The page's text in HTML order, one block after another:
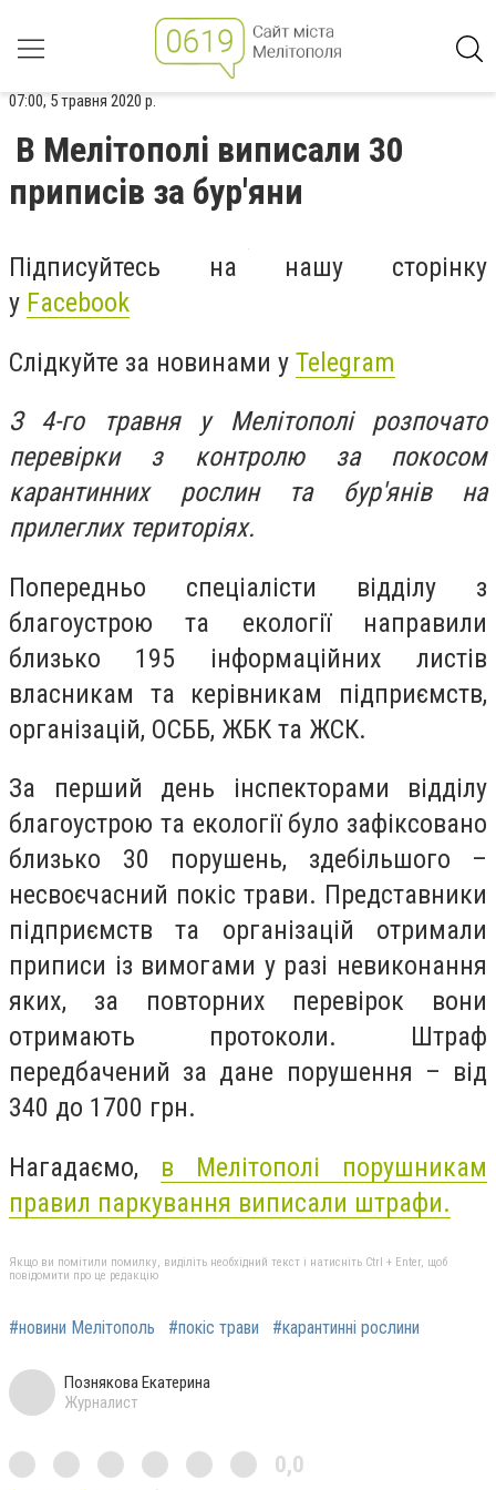
07:00, 5 травня 2020 р.
В Мелітополі виписали 30
приписів за бур'яни
Підписуйтесь на нашу сторінку
у Facebook
Слідкуйте за новинами у Telegram
З 4-го травня у Мелітополі розпочато
перевірки з контролю за покосом
карантинних рослин та бур'янів на
прилеглих територіях.
Попередньо спеціалісти відділу з
благоустрою та екології направили
близько 195 інформаційних листів
власникам та керівникам підприємств,
організацій, ОСББ, ЖБК та ЖСК.
За перший день інспекторами відділу
благоустрою та екології було зафіксовано
близько 30 порушень, здебільшого –
несвоєчасний покіс трави. Представники
підприємств та організацій отримали
приписи із вимогами у разі невиконання
яких, за повторних перевірок вони
отримають протоколи. Штраф
передбачений за дане порушення – від
340 до 1700 грн.
Нагадаємо, в Мелітополі порушникам
правил паркування виписали штрафи.
Якщо ви помітили помилку, виділіть необхідний текст і натисніть Ctrl + Enter, щоб
повідомити про це редакцію
#новини Мелітополь #покіс трави #карантинні рослини
Познякова Екатерина
Журналист
0,0